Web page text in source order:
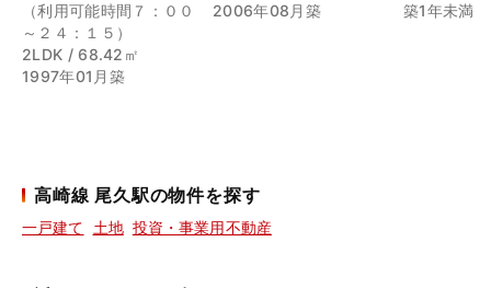
（利用可能時間７：００
～２４：１５）
2LDK / 68.42㎡
1997年01月築
2006年08月築
築1年未満
高崎線 尾久駅の物件を探す
一戸建て 土地 投資・事業用不動産